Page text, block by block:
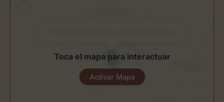
Toca el mapa para interactuar
Activar Mapa